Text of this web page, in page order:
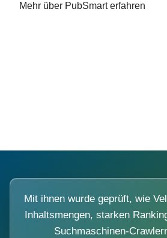
Mehr über PubSmart erfahren
Mit ihnen wurde geprüft, wie
Inhaltsmengen, starken
Suchmaschinen-